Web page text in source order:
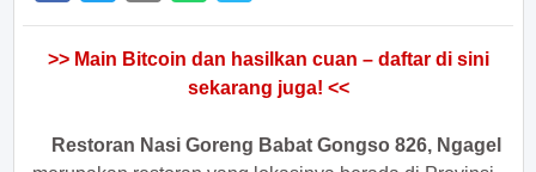
Restoran Nasi Goreng Babat Gongso 826, Ngagel